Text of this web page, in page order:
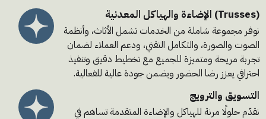
الإضاءة والهياكل المعدنية (Trusses)
نوفر مجموعة شاملة من الخدمات تشمل الأثاث، وأنظمة
الصوت والصورة، والتكامل التقني، ودعم العملاء لضمان
تجربة مريحة ومتميزة للجميع مع تخطيط دقيق وتنفيذ
احترافي يعزز رضا الحضور ويضمن جودة عالية للفعالية.
التسويق والترويج
نقدّم حلولًا مرنة للهياكل والإضاءة المتقدمة تساهم في